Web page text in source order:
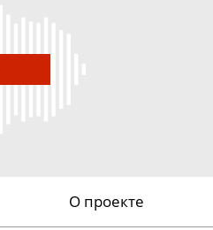
О проекте